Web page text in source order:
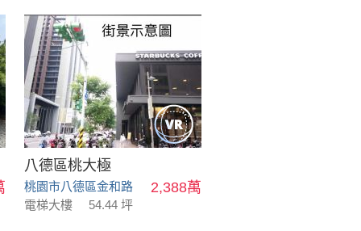
八德區桃大極
桃園市八德區金和路 2,388萬
電梯大樓 54.44 坪